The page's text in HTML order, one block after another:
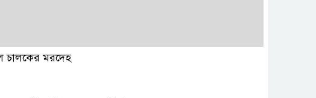
চালকের মরদেহ